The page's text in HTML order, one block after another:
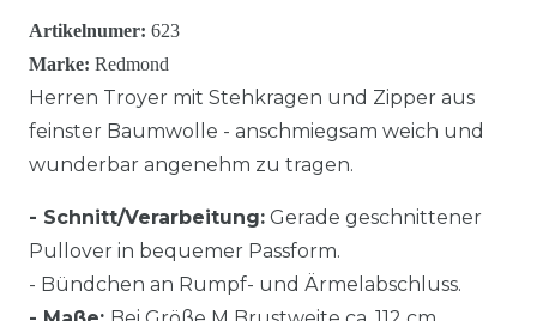
Artikelnumer: 623
Marke: Redmond
Herren Troyer mit Stehkragen und Zipper aus
feinster Baumwolle - anschmiegsam weich und
wunderbar angenehm zu tragen.
- Schnitt/Verarbeitung: Gerade geschnittener
Pullover in bequemer Passform.
- Bündchen an Rumpf- und Ärmelabschluss.